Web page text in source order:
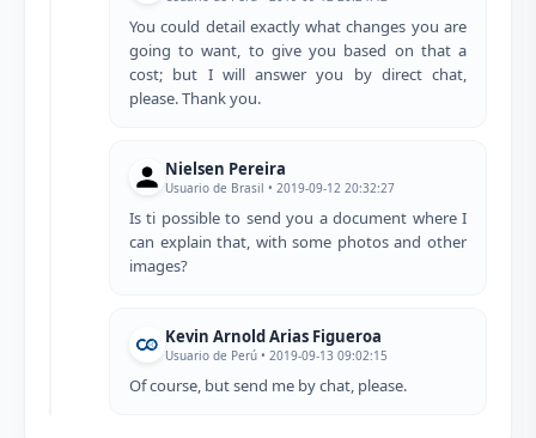
You could detail exactly what changes you are
going to want, to give you based on that a
cost; but I will answer you by direct chat,
please. Thank you.
Nielsen Pereira
Usuario de Brasil • 2019-09-12 20:32:27
Is ti possible to send you a document where I
can explain that, with some photos and other
images?
Kevin Arnold Arias Figueroa
Usuario de Perú • 2019-09-13 09:02:15
Of course, but send me by chat, please.